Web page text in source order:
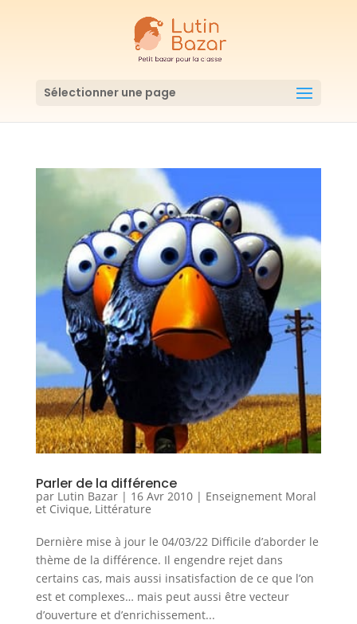
Sélectionner une page
Parler de la différence
par Lutin Bazar| 16 Avr 2010| Enseignement Moral
et Civique, Littérature
Dernière mise à jour le 04/03/22 Difficile d’aborder le
thème de la différence. Il engendre rejet dans
certains cas, mais aussi insatisfaction de ce que l’on
est et complexes… mais peut aussi être vecteur
d’ouverture et d’enrichissement...